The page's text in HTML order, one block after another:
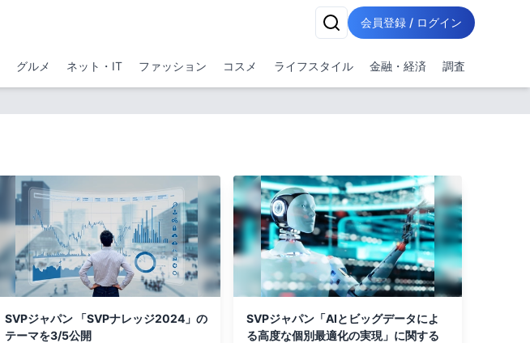
会員登録 / ログイン
グルメ ネット・IT ファッション コスメ ライフスタイル 金融・経済 調査
SVPジャパン 「SVPナレッジ2024」の
テーマを3/5公開
SVPジャパン「AIとビッグデータによ
る高度な個別最適化の実現」に関する